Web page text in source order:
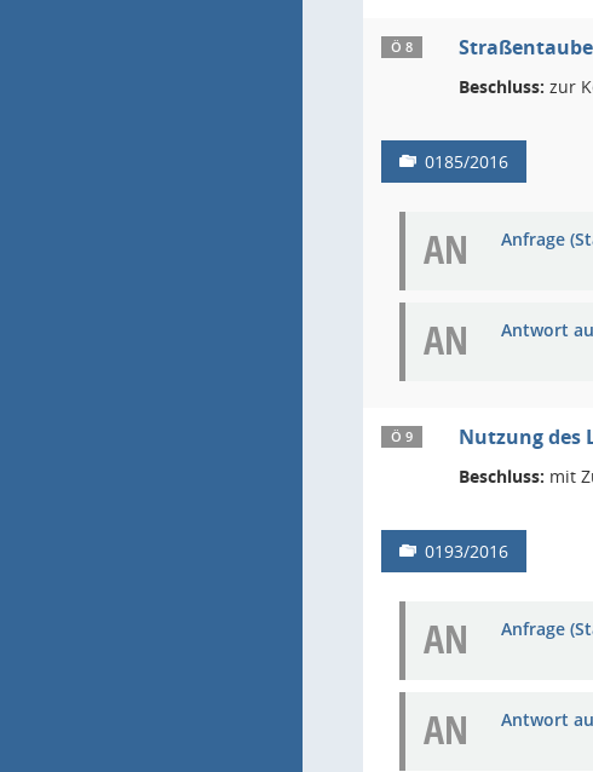
Ö 8
Beschluss: zur
0185/2016
AN Anfrage
AN Antwort
Ö 9 Nutzung des
Beschluss: mit
0193/2016
AN Anfrage
AN Antwort